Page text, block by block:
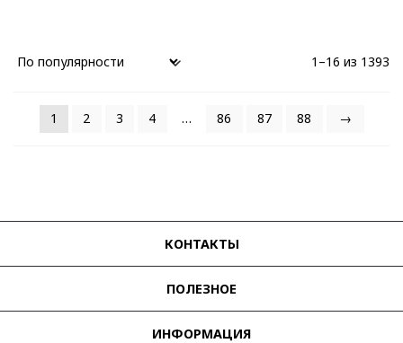
1–16 из 1393
1 2 3 4 … 86 87 88 →
КОНТАКТЫ
ПОЛЕЗНОЕ
ИНФОРМАЦИЯ